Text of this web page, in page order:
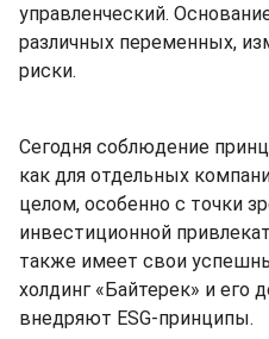
управленческий.
различных переменных,
риски.
Сегодня соблюдение
как для отдельных
целом, особенно с точки
инвестиционной
также имеет свои
холдинг «Байтерек» и его
внедряют ESG-принципы.